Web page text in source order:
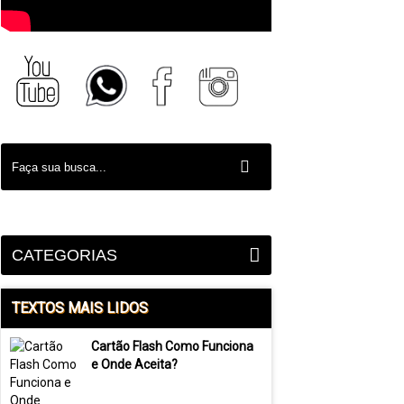
CATEGORIAS
TEXTOS MAIS LIDOS
Cartão Flash Como Funciona
e Onde Aceita?